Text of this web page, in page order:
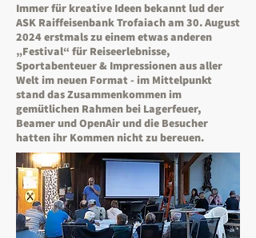
Immer für kreative Ideen bekannt lud der
ASK Raiffeisenbank Trofaiach am 30. August
2024 erstmals zu einem etwas anderen
„Festival“ für Reiseerlebnisse,
Sportabenteuer & Impressionen aus aller
Welt im neuen Format - im Mittelpunkt
stand das Zusammenkommen im
gemütlichen Rahmen bei Lagerfeuer,
Beamer und OpenAir und die Besucher
hatten ihr Kommen nicht zu bereuen.